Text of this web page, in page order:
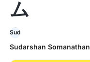
ム
Sudarshan Somanathan